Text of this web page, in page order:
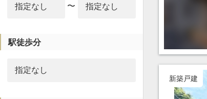
〜
駅徒歩分
新築戸建